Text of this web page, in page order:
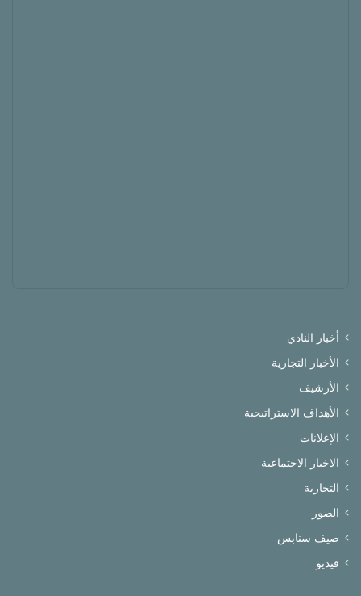
أخبار النادي
الأخبار التجارية
الأرشيف
الأهداف الاستراتيجية
الإعلانات
الاخبار الاجتماعية
التجارية
الصور
صيف سنابس
فيديو